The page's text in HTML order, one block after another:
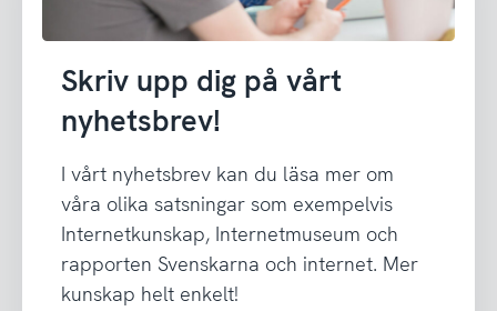
Skriv upp dig på vårt
nyhetsbrev!
I vårt nyhetsbrev kan du läsa mer om
våra olika satsningar som exempelvis
Internetkunskap, Internetmuseum och
rapporten Svenskarna och internet. Mer
kunskap helt enkelt!